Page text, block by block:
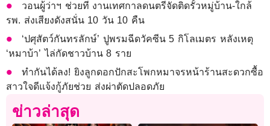
วอนผู้ว่าฯ ช่วยที งานเทศกาลดนตรีจัดติดรั้วหมู่บ้าน-ใกล้
รพ. ส่งเสียงดังสนั่น 10 วัน 10 คืน
‘ปศุสัตว์กันทรลักษ์’ ปูพรมฉีดวัคซีน 5 กิโลเมตร หลังเหตุ
‘หมาบ้า’ ไล่กัดชาวบ้าน 8 ราย
ทำกันได้ลง! ยิงลูกดอกปักสะโพกหมาจรหน้าร้านสะดวกซื้อ
สาวใจดีแจ้งกู้ภัยช่วย ส่งผ่าตัดปลอดภัย
ข่าวล่าสุด